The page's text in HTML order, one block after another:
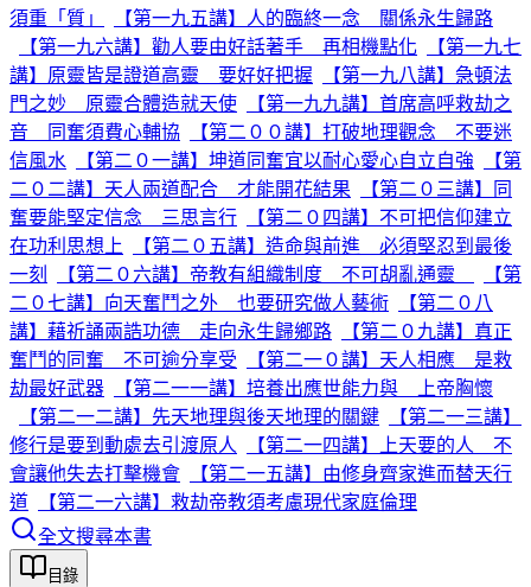
須重「質」
【第一九五講】人的臨終一念 關係永生歸路
【第一九六講】勸人要由好話著手 再相機點化
【第一九七
講】原靈皆是證道高靈 要好好把握
【第一九八講】急頓法
門之妙 原靈合體造就天使
【第一九九講】首席高呼救劫之
音 同奮須費心輔協
【第二００講】打破地理觀念 不要迷
信風水
【第二０一講】坤道同奮宜以耐心愛心自立自強
【第
二０二講】天人兩道配合 才能開花結果
【第二０三講】同
奮要能堅定信念 三思言行
【第二０四講】不可把信仰建立
在功利思想上
【第二０五講】造命與前進 必須堅忍到最後
一刻
【第二０六講】帝教有組織制度 不可胡亂通靈
【第
二０七講】向天奮鬥之外 也要研究做人藝術
【第二０八
講】藉祈誦兩誥功德 走向永生歸鄉路
【第二０九講】真正
奮鬥的同奮 不可逾分享受
【第二一０講】天人相應 是救
劫最好武器
【第二一一講】培養出應世能力與 上帝胸懷
【第二一二講】先天地理與後天地理的關鍵
【第二一三講】
修行是要到動處去引渡原人
【第二一四講】上天要的人 不
會讓他失去打擊機會
【第二一五講】由修身齊家進而替天行
道
【第二一六講】救劫帝教須考慮現代家庭倫理
全文搜尋本書
目錄